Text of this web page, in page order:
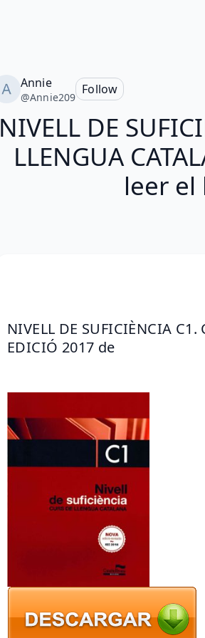
Annie
@Annie209
Follow
NIVELL DE
LLENGUA
leer
NIVELL DE SUFICIÈNCIA C1.
EDICIÓ 2017 de